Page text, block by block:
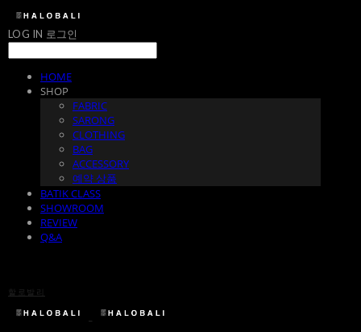
LOG IN 로그인
HOME
SHOP
FABRIC
SARONG
CLOTHING
BAG
ACCESSORY
예약 상품
BATIK CLASS
SHOWROOM
REVIEW
Q&A
할로발리